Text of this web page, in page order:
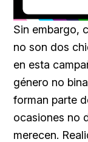
Sin embargo,
no son dos
en esta
género no
forman parte
ocasiones no
merecen.